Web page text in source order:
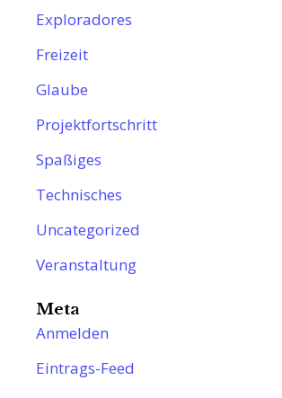
Exploradores
Freizeit
Glaube
Projektfortschritt
Spaßiges
Technisches
Uncategorized
Veranstaltung
Meta
Anmelden
Eintrags-Feed